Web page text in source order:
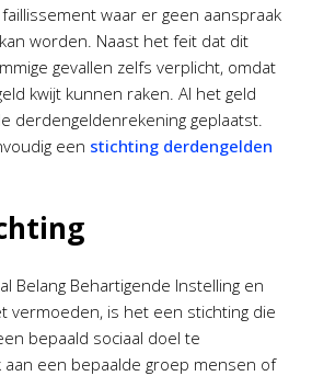
waar er geen aanspraak
worden. Naast het feit dat dit
gevallen zelfs verplicht, omdat
kwijt kunnen raken. Al het geld
derdengeldenrekening geplaatst.
een stichting derdengelden
Belang Behartigende Instelling en
vermoeden, is het een stichting die
bepaald sociaal doel te
aan een bepaalde groep mensen of